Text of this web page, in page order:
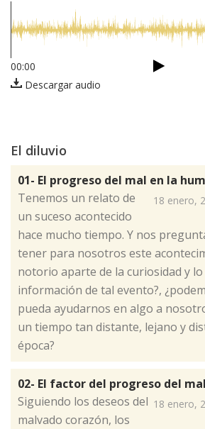
00:00
Descargar audio
El diluvio
01- El progreso del mal en la
18 enero,
​Tenemos un relato de
un suceso acontecido
hace mucho tiempo. Y nos
tener para nosotros este
notorio aparte de la curiosidad y
información de tal evento?,
pueda ayudarnos en algo a
un tiempo tan distante, lejano y
época?
02- El factor del progreso del mal
18 enero,
​Siguiendo los deseos del
malvado corazón, los